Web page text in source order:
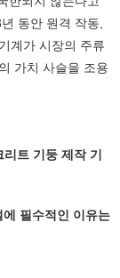
동안 원격 작동,
계가 시장의 주류
가치 사슬을 조용
트 기둥 제작 기
필수적인 이유는